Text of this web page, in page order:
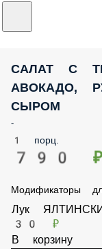
САЛАТ С
РУККОЛОЙ
-
1 порц.
790 ₽
Лук ЯЛТИНСКИЙ
30 ₽
В корзину